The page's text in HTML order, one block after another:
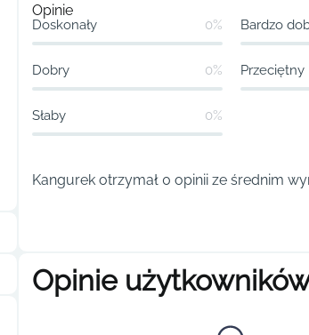
Opinie
Doskonały 0% Bardzo
Dobry 0% Przeciętny
Słaby 0%
Kangurek otrzymał 0 opinii ze średnim
Opinie